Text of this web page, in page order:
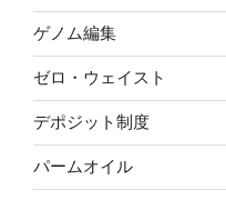
ゲノム編集
ゼロ・ウェイスト
デポジット制度
パームオイル